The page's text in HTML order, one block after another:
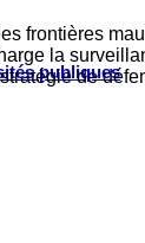
publiques
frontières
la
de